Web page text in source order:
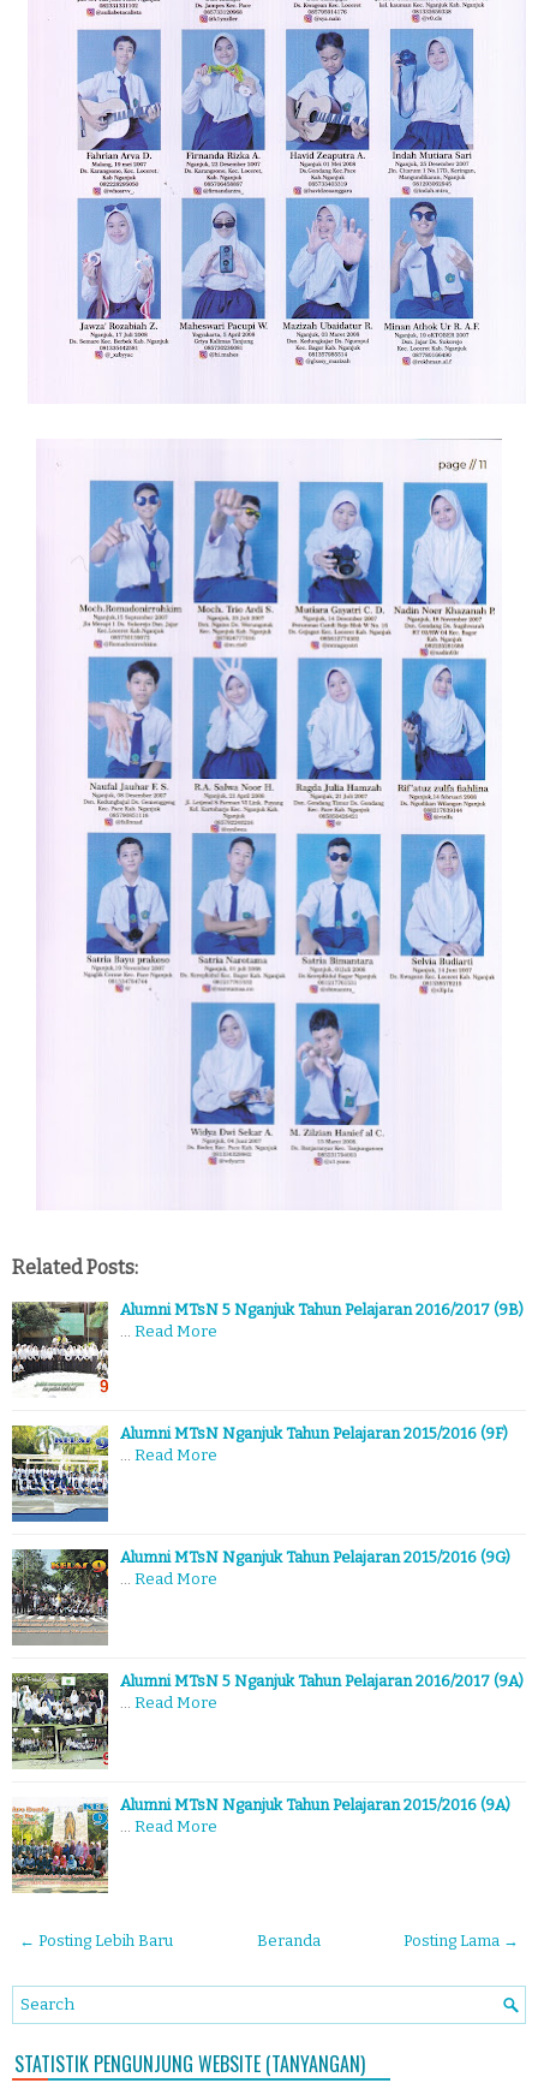
Related Posts:
Alumni MTsN 5 Nganjuk Tahun Pelajaran 2016/2017 (9B)
Read More
Alumni MTsN Nganjuk Tahun Pelajaran 2015/2016 (9F)
Read More
Alumni MTsN Nganjuk Tahun Pelajaran 2015/2016 (9G)
Read More
Alumni MTsN 5 Nganjuk Tahun Pelajaran 2016/2017 (9A)
Read More
Alumni MTsN Nganjuk Tahun Pelajaran 2015/2016 (9A)
Read More
← Posting Lebih Baru Posting Lama →
Beranda
STATISTIK PENGUNJUNG WEBSITE (TANYANGAN)